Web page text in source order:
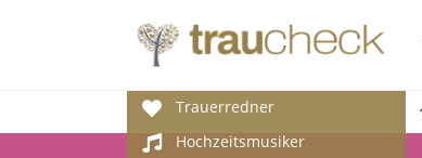
Trauerredner
Hochzeitsmusiker